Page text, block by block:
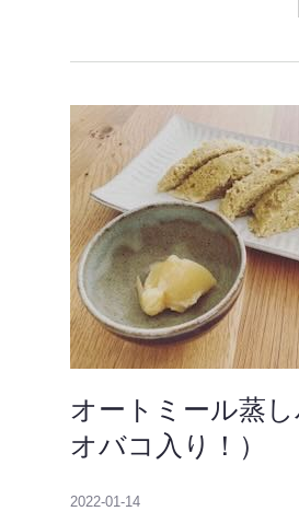
オートミール蒸
オバコ入り！）
2022-01-14